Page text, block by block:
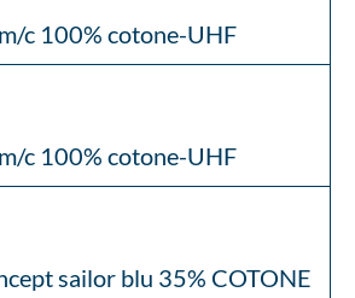
c 100% cotone-UHF
c 100% cotone-UHF
sailor blu 35% COTONE